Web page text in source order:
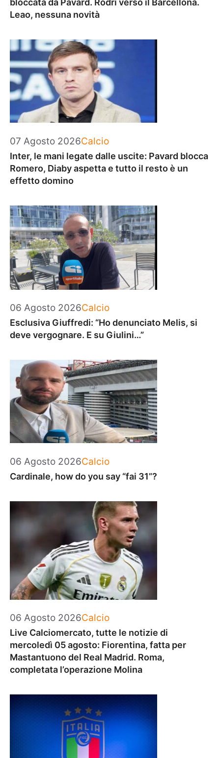
bloccata da Pavard. Rodri verso il Barcellona.
Leao, nessuna novità
07 Agosto 2026Categorie
Calcio
Inter, le mani legate dalle uscite: Pavard blocca
Romero, Diaby aspetta e tutto il resto è un
effetto domino
06 Agosto 2026Categorie
Calcio
Esclusiva Giuffredi: “Ho denunciato Melis, si
deve vergognare. E su Giulini…”
06 Agosto 2026Categorie
Calcio
Cardinale, how do you say “fai 31”?
06 Agosto 2026Categorie
Calcio
Live Calciomercato, tutte le notizie di
mercoledì 05 agosto: Fiorentina, fatta per
Mastantuono del Real Madrid. Roma,
completata l’operazione Molina